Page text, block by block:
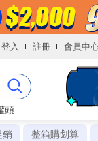
登入 註冊 會員中
頭
銷
整箱購划算